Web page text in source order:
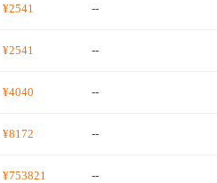
¥2541 --
¥2541 --
¥4040 --
¥8172 --
¥753821 --